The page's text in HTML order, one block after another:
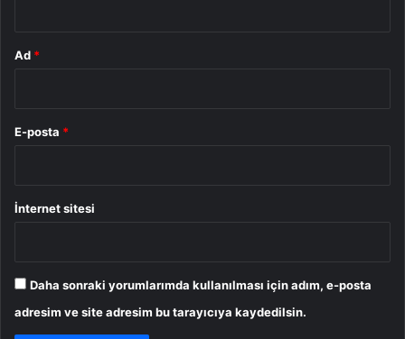
Ad *
E-posta *
İnternet sitesi
Daha sonraki yorumlarımda kullanılması için adım, e-posta
adresim ve site adresim bu tarayıcıya kaydedilsin.